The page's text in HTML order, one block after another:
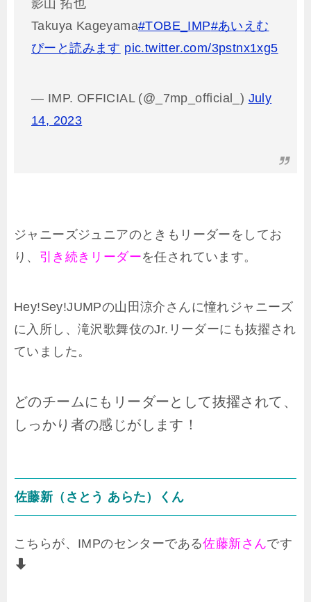
影山 拓也
Takuya Kageyama#TOBE_IMP#あいえむ
ぴーと読みます pic.twitter.com/3pstnx1xg5
— IMP. OFFICIAL (@_7mp_official_) July
14, 2023
ジャニーズジュニアのときもリーダーをしてお
り、 引き続きリーダーを任されています。
Hey!Sey!JUMPの山田涼介さんに憧れジャニーズ
に入所し、滝沢歌舞伎のJr.リーダーにも抜擢され
ていました。
どのチームにもリーダーとして抜擢されて、
しっかり者の感じがします！
佐藤新（さとう あらた）くん
こちらが、IMPのセンターである佐藤新さんです